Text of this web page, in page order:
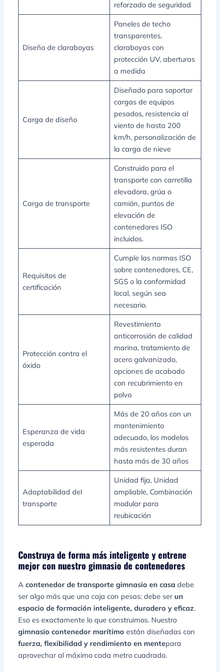
reforzado de seguridad
Diseño de claraboyas
Paneles de techo
transparentes,
claraboyas con
protección UV, aberturas
a medida
Carga de diseño
Diseñado para soportar
cargas de equipos
pesados, resistencia al
viento de hasta 200
km/h, personalización de
la carga de nieve
Carga de transporte
Construido para el
transporte con carretilla
elevadora, grúa o
camión, puntos de
elevación de
contenedores ISO
incluidos.
Requisitos de
certificación
Cumple las normas ISO
sobre contenedores, CE,
SGS o la conformidad
local, según sea
necesario.
Protección contra el
óxido
Revestimiento
anticorrosión de calidad
marina, tratamiento de
acero galvanizado,
opciones de acabado
con recubrimiento en
polvo
Esperanza de vida
esperada
Más de 20 años con un
mantenimiento
adecuado, los modelos
más resistentes duran
hasta más de 30 años
Adaptabilidad del
transporte
Unidad fija, Unidad
ampliable, Combinación
modular para
reubicación
Construya de forma más inteligente y entrene
mejor con nuestro gimnasio de contenedores
Acontenedor de transporte gimnasio en casa debe
ser algo más que una caja con pesas: debe ser un
espacio de formación inteligente, duradero y eficaz.
Eso es exactamente lo que construimos. Nuestro
gimnasio contenedor marítimo están diseñadas con
fuerza, flexibilidad y rendimiento en mentepara
aprovechar al máximo cada metro cuadrado.